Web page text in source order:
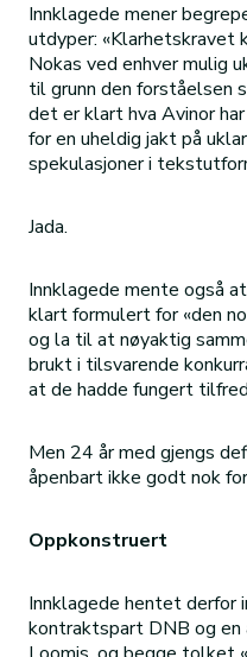
Innklagede mener
utdyper: «Klarhetskravet
Nokas ved enhver mulig
til grunn den forståelsen
det er klart hva Avinor
for en uheldig jakt på
spekulasjoner i
Jada.
Innklagede mente også
klart formulert for «den
og la til at nøyaktig
brukt i tilsvarende
at de hadde fungert
Men 24 år med gjengs
åpenbart ikke godt nok
Oppkonstruert
Innklagede hentet derfor
kontraktspart DNB og en